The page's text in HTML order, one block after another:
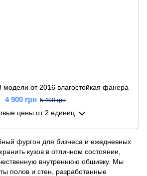
от 2016 влагостойкая фанера
4 900 грн 5 400 грн
ценыот 2 единиц
фургон для бизнеса и ежедневных
кузов в отличном состоянии,
внутреннюю обшивку. Мы
полов и стен, разработанные